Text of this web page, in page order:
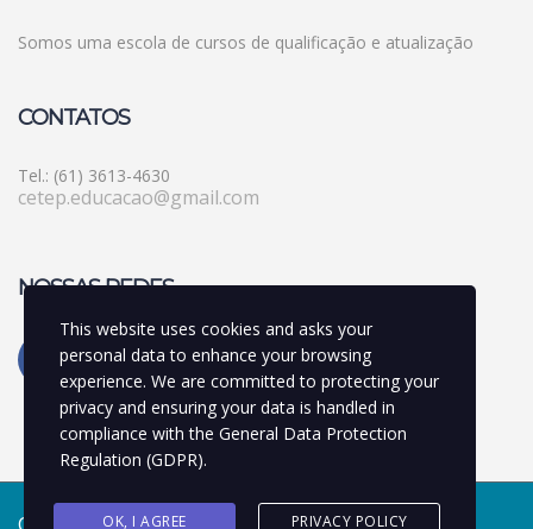
Somos uma escola de cursos de qualificação e atualização
CONTATOS
Tel.: (61) 3613-4630
cetep.educacao@gmail.com
NOSSAS REDES
This website uses cookies and asks your
personal data to enhance your browsing
experience. We are committed to protecting your
privacy and ensuring your data is handled in
compliance with the General Data Protection
Regulation (GDPR).
OK, I AGREE PRIVACY POLICY